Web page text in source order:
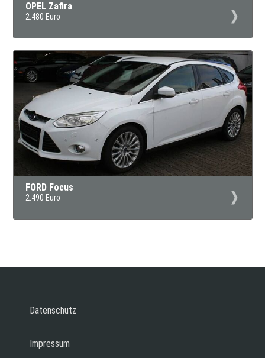
OPEL Zafira
2.480 Euro
FORD Focus
2.490 Euro
Datenschutz
Impressum